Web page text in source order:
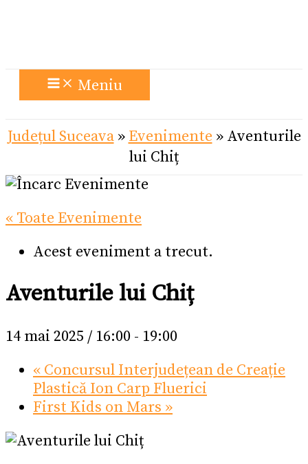
Meniu
Județul Suceava» Evenimente » Aventurile
lui Chiț
« Toate Evenimente
Acest eveniment a trecut.
Aventurile lui Chiț
14 mai 2025 / 16:00 - 19:00
« Concursul Interjudețean de Creație
Plastică Ion Carp Fluerici
First Kids on Mars »